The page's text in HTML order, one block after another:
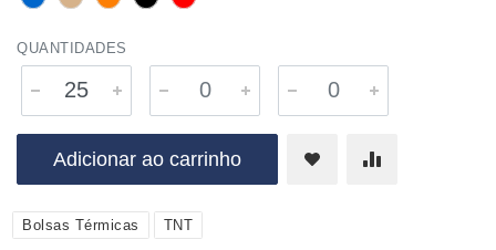
QUANTIDADES
Adicionar ao carrinho
Bolsas Térmicas TNT